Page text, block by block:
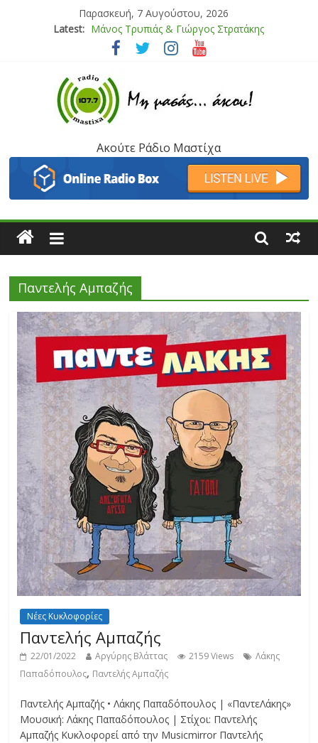
Παρασκευή, 7 Αυγούστου, 2026
Latest: Μάνος Τρυπιάς & Γιώργος Στρατάκης
Ιορδάνης Αγαπητός
Μαριάννα Μασάδη
Τάνια Μπρεάζου
Bliss
Ακούτε Ράδιο Μαστίχα
Παντελής Αμπαζής
Νέες Κυκλοφορίες
Παντελής Αμπαζής
22/01/2022 Αργύρης Βλάττας 2159 Views
Λάκης
Παπαδόπουλος, Παντελής Αμπαζής
Παντελής Αμπαζής • Λάκης Παπαδόπουλος | «ΠαντεΛάκης»
Μουσική: Λάκης Παπαδόπουλος | Στίχοι: Παντελής
Αμπαζής Κυκλοφορεί από την Musicmirror Παντελής